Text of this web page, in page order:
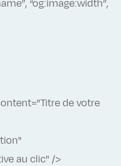
“og:image:width”,
de votre
au clic" />